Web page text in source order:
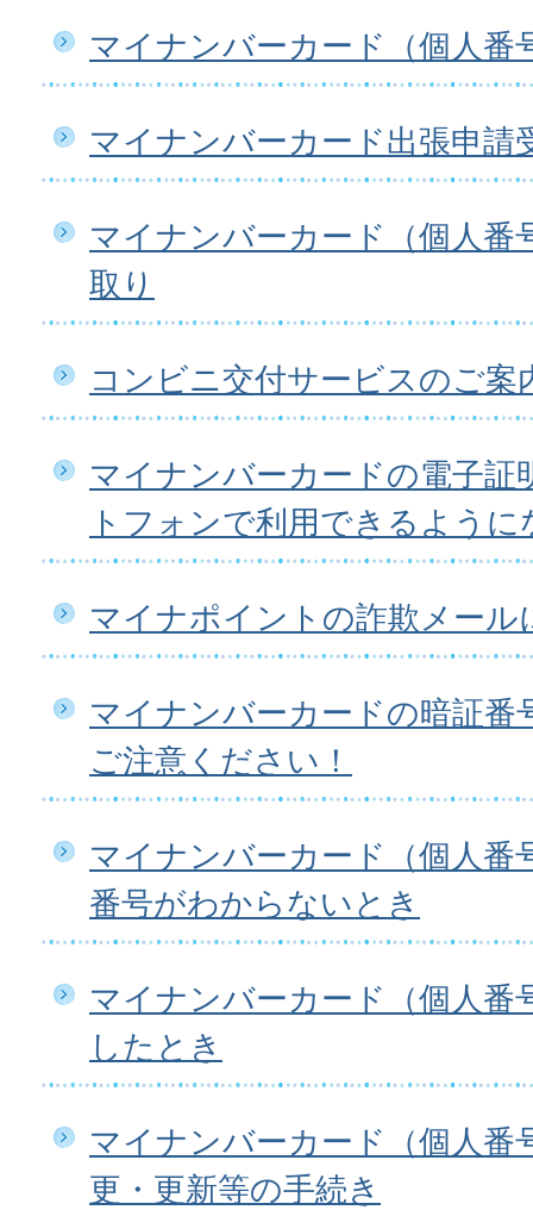
マイナンバーカード（個人番
マイナンバーカード出張申請
マイナンバーカード（個人番
取り
コンビニ交付サービスのご案
マイナンバーカードの電子証
トフォンで利用できるよう
マイナポイントの詐欺メール
マイナンバーカードの暗証番
ご注意ください！
マイナンバーカード（個人番
番号がわからないとき
マイナンバーカード（個人番
したとき
マイナンバーカード（個人番
更・更新等の手続き